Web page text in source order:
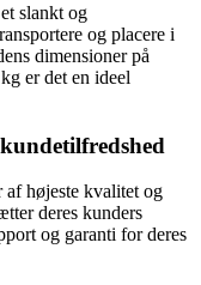
slankt og
og placere i
dimensioner på
er det en ideel
højeste kvalitet og
deres kunders
og garanti for deres